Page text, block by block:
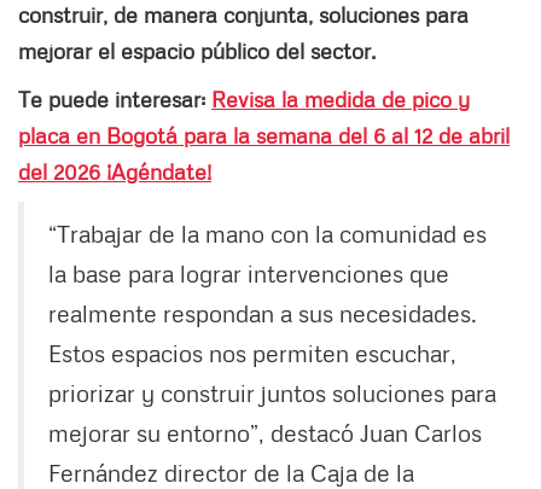
construir, de manera conjunta, soluciones para
mejorar el espacio público del sector.
Te puede interesar: Revisa la medida de pico y
placa en Bogotá para la semana del 6 al 12 de abril
del 2026 ¡Agéndate!
“Trabajar de la mano con la comunidad es
la base para lograr intervenciones que
realmente respondan a sus necesidades.
Estos espacios nos permiten escuchar,
priorizar y construir juntos soluciones para
mejorar su entorno”, destacó Juan Carlos
Fernández director de la Caja de la